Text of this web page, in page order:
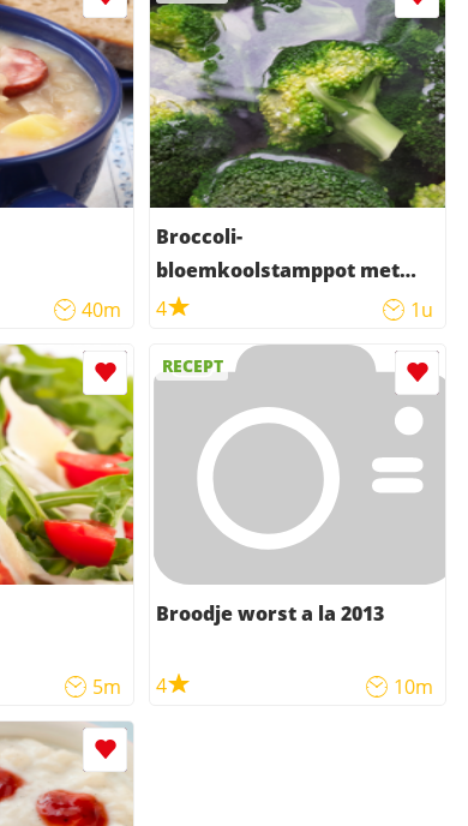
40m
Broccoli-
bloemkoolstamppot met
gekookt soepvlees
4 1u
5m
RECEPT
Broodje worst a la 2013
4 10m